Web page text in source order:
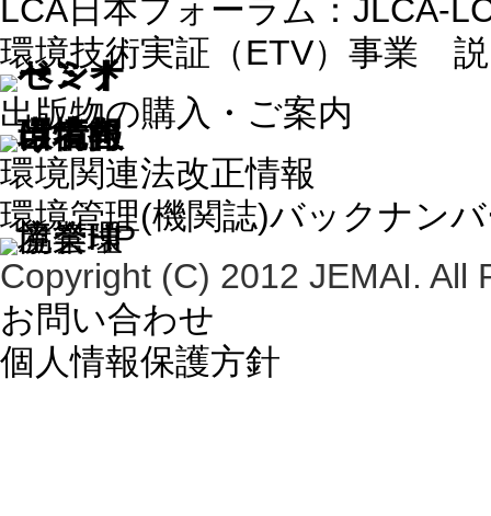
LCA日本フォーラム：JLCA-
環境技術実証（ETV）事業
出版物の購入・ご案内
環境関連法改正情報
環境管理(機関誌)バックナン
Copyright (C) 2012 JEMAI. All
お問い合わせ
個人情報保護方針